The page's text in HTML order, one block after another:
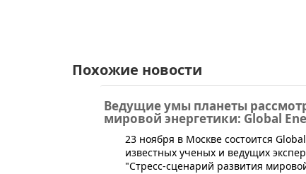
Похожие новости
Ведущие умы планеты
мировой энергетики: Global
​23 ноября в Москве состоится
известных ученых и ведущих
"Стресс-сценарий развития